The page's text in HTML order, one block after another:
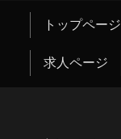
トップページ
求人ページ